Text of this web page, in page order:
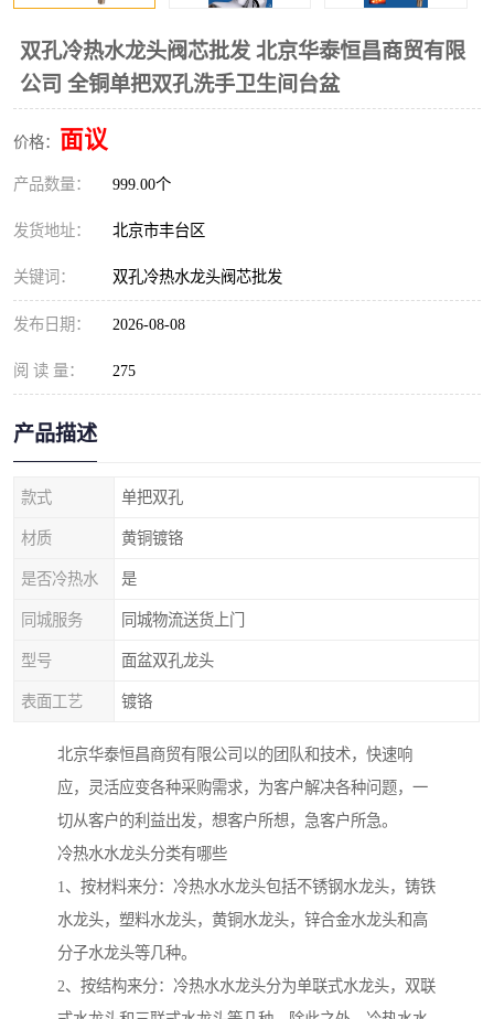
双孔冷热水龙头阀芯批发 北京华泰恒昌商贸有限
公司 全铜单把双孔洗手卫生间台盆
价格： 面议
产品数量： 999.00个
发货地址： 北京市丰台区
关键词： 双孔冷热水龙头阀芯批发
发布日期： 2026-08-08
阅 读 量： 275
产品描述
款式 单把双孔
材质 黄铜镀铬
是否冷热水 是
同城服务 同城物流送货上门
型号 面盆双孔龙头
表面工艺 镀铬
北京华泰恒昌商贸有限公司以的团队和技术，快速响
应，灵活应变各种采购需求，为客户解决各种问题，一
切从客户的利益出发，想客户所想，急客户所急。
冷热水水龙头分类有哪些
1、按材料来分：冷热水水龙头包括不锈钢水龙头，铸铁
水龙头，塑料水龙头，黄铜水龙头，锌合金水龙头和高
分子水龙头等几种。
2、按结构来分：冷热水水龙头分为单联式水龙头，双联